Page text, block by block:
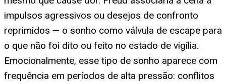
impulsos agressivos ou desejos de confronto
reprimidos — o sonho como válvula de escape para
o que não foi dito ou feito no estado de vigília.
Emocionalmente, esse tipo de sonho aparece com
frequência em períodos de alta pressão: conflitos